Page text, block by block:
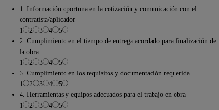
1. Información oportuna en la cotización y comunicación con el
contratista/aplicador
1
2 3 4
5
2. Cumplimiento en el tiempo de entrega acordado para finalización de
la obra
1
2 3 4
5
3. Cumplimiento en los requisitos y documentación requerida
1
2 3 4
5
4. Herramientas y equipos adecuados para el trabajo en obra
1
2 3 4
5